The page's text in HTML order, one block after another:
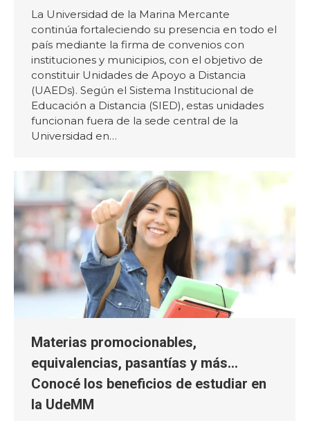
La Universidad de la Marina Mercante
continúa fortaleciendo su presencia en todo el
país mediante la firma de convenios con
instituciones y municipios, con el objetivo de
constituir Unidades de Apoyo a Distancia
(UAEDs). Según el Sistema Institucional de
Educación a Distancia (SIED), estas unidades
funcionan fuera de la sede central de la
Universidad en…
Materias promocionables,
equivalencias, pasantías y más…
Conocé los beneficios de estudiar en
la UdeMM